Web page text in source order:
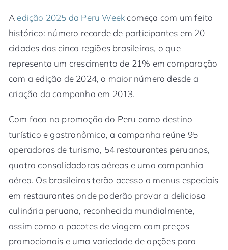
A edição 2025 da Peru Week começa com um feito
histórico: número recorde de participantes em 20
cidades das cinco regiões brasileiras, o que
representa um crescimento de 21% em comparação
com a edição de 2024, o maior número desde a
criação da campanha em 2013.
Com foco na promoção do Peru como destino
turístico e gastronômico, a campanha reúne 95
operadoras de turismo, 54 restaurantes peruanos,
quatro consolidadoras aéreas e uma companhia
aérea. Os brasileiros terão acesso a menus especiais
em restaurantes onde poderão provar a deliciosa
culinária peruana, reconhecida mundialmente,
assim como a pacotes de viagem com preços
promocionais e uma variedade de opções para